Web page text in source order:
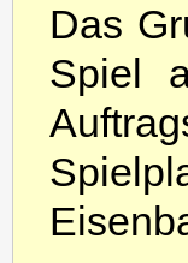
Das
Spiel